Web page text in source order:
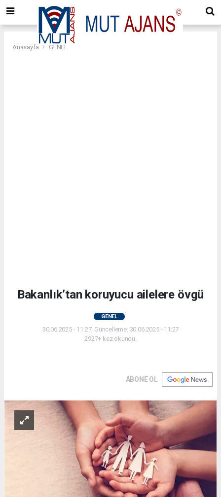
Anasayfa GENEL
Bakanlık’tan koruyucu ailelere övgü
GENEL
30.06.2025 - 11:27, Güncelleme: 30.06.2025 - 11:27
2927+ kez okundu.
ABONE OL